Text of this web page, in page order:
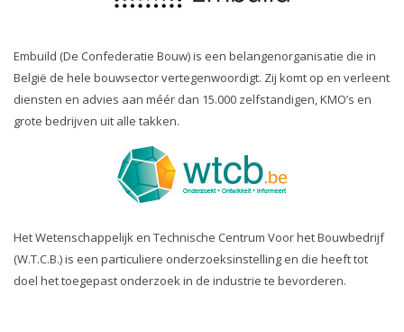
Embuild (De Confederatie Bouw) is een belangenorganisatie die in
België de hele bouwsector vertegenwoordigt. Zij komt op en verleent
diensten en advies aan méér dan 15.000 zelfstandigen, KMO’s en
grote bedrijven uit alle takken.
Het Wetenschappelijk en Technische Centrum Voor het Bouwbedrijf
(W.T.C.B.) is een particuliere onderzoeksinstelling en die heeft tot
doel het toegepast onderzoek in de industrie te bevorderen.